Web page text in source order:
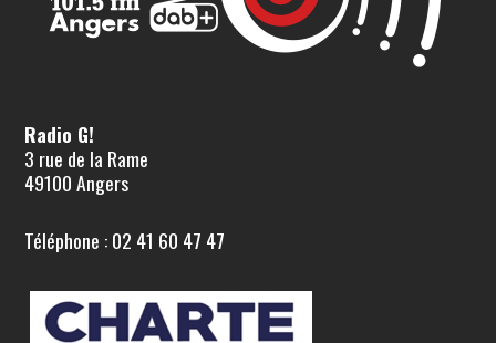
Radio G!
3 rue de la Rame
49100 Angers
Téléphone : 02 41 60 47 47